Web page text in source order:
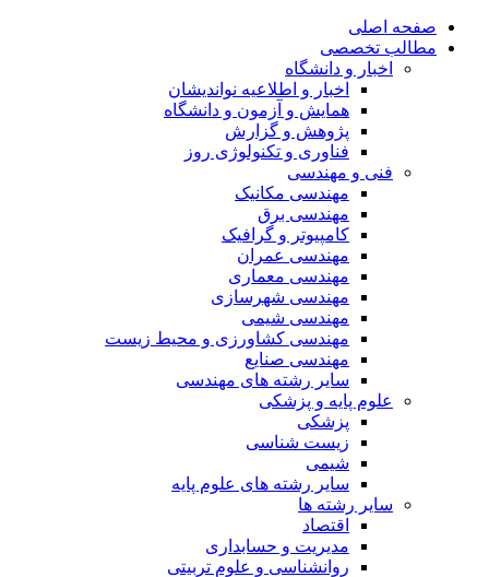
صفحه اصلی
مطالب تخصصی
اخبار و دانشگاه
اخبار و اطلاعیه نواندیشان
همایش و آزمون و دانشگاه
پژوهش و گزارش
فناوری و تکنولوژی روز
فنی و مهندسی
مهندسی مکانیک
مهندسی برق
کامپیوتر و گرافیک
مهندسی عمران
مهندسی معماری
مهندسی شهرسازی
مهندسی شیمی
مهندسی کشاورزی و محیط زیست
مهندسی صنایع
سایر رشته های مهندسی
علوم پایه و پزشکی
پزشکی
زیست شناسی
شیمی
سایر رشته های علوم پایه
سایر رشته ها
اقتصاد
مدیریت و حسابداری
روانشناسی و علوم تربیتی